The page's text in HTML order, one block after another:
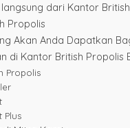
dari Kantor
Propolis
Akan Anda Dapatkan
di Kantor British Propolis
Propolis
Plus